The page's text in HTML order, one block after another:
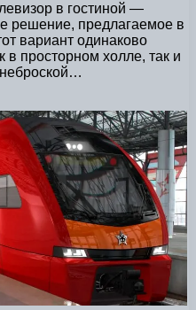
в гостиной —
решение, предлагаемое в
вариант одинаково
в просторном холле, так и